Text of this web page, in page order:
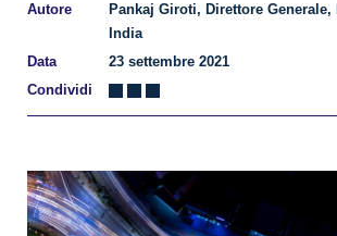
Autore
Pankaj Giroti, Direttore Generale,
India
Data
23 settembre 2021
Condividi